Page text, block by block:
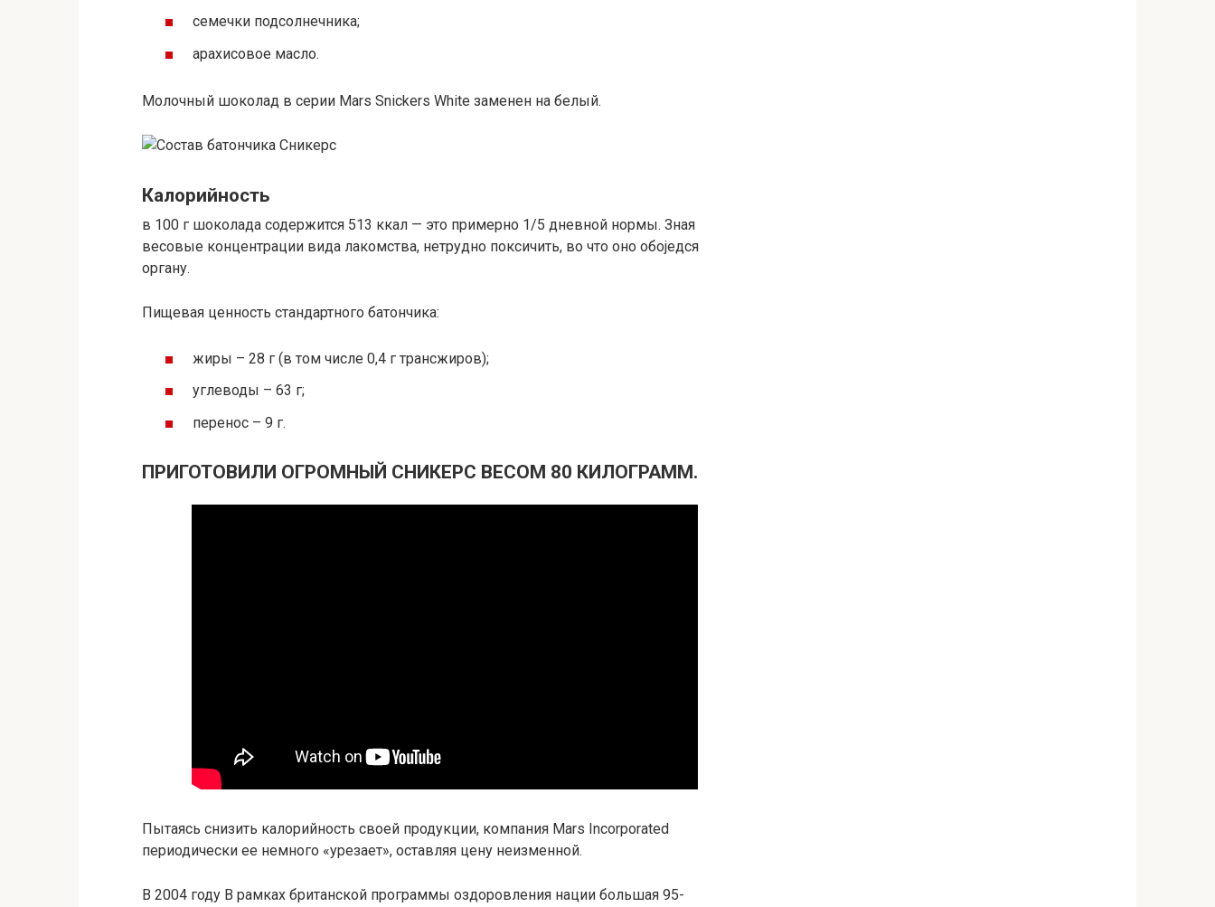
семечки подсолнечника;
арахисовое масло.
Молочный шоколад в серии Mars Snickers White заменен на белый.
Калорийность
в 100 г шоколада содержится 513 ккал — это примерно 1/5 дневной нормы. Зная
весовые концентрации вида лакомства, нетрудно поксичить, во что оно обоједся
органу.
Пищевая ценность стандартного батончика:
жиры – 28 г (в том числе 0,4 г трансжиров);
углеводы – 63 г;
перенос – 9 г.
ПРИГОТОВИЛИ ОГРОМНЫЙ СНИКЕРС ВЕСОМ 80 КИЛОГРАММ.
Пытаясь снизить калорийность своей продукции, компания Mars Incorporated
периодически ее немного «урезает», оставляя цену неизменной.
В 2004 году В рамках британской программы оздоровления нации большая 95-